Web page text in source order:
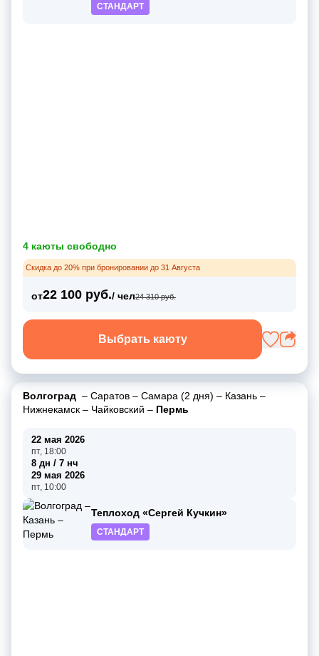
СТАНДАРТ
4 каюты свободно
Скидка до 20% при бронировании до 31 Августа
от22 100 руб./ чел24 310 руб.
Выбрать каюту
Волгоград – Саратов – Самара (2 дня) – Казань –
Нижнекамск – Чайковский – Пермь
22 мая 2026
пт, 18:00
8 дн / 7 нч
29 мая 2026
пт, 10:00
Теплоход «Сергей Кучкин»
СТАНДАРТ